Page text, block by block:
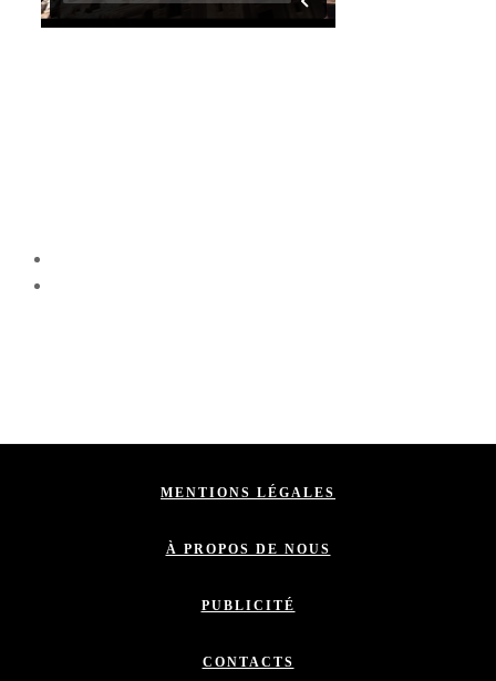
MENTIONS LÉGALES
À PROPOS DE NOUS
PUBLICITÉ
CONTACTS